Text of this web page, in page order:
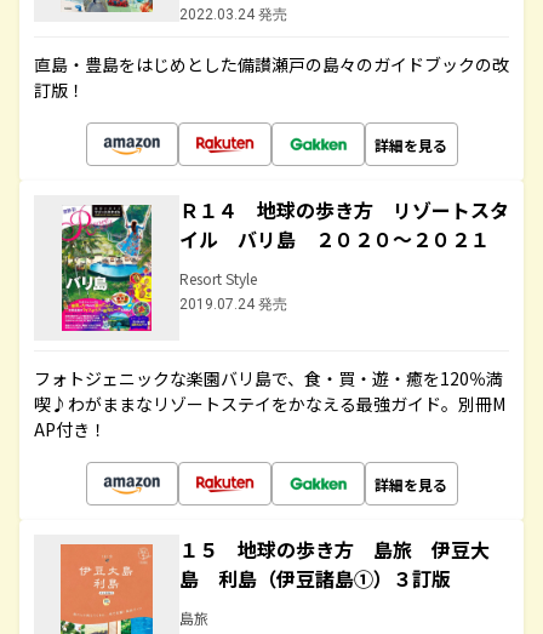
2022.03.24 発売
直島・豊島をはじめとした備讃瀬戸の島々のガイドブックの改
訂版！
詳細を見る
Ｒ１４ 地球の歩き方 リゾートスタ
イル バリ島 ２０２０～２０２１
Resort Style
2019.07.24 発売
フォトジェニックな楽園バリ島で、食・買・遊・癒を120％満
喫♪わがままなリゾートステイをかなえる最強ガイド。別冊M
AP付き！
詳細を見る
１５ 地球の歩き方 島旅 伊豆大
島 利島（伊豆諸島①）３訂版
島旅